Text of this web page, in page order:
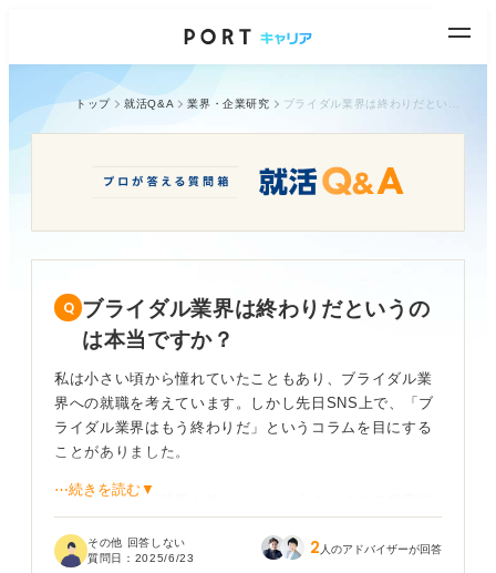
トップ 就活Q&A 業界・企業研究
ブライダル業界は終わりだというの
は本当ですか？
私は小さい頃から憧れていたこともあり、ブライダル業
界への就職を考えています。しかし先日SNS上で、「ブ
ライダル業界はもう終わりだ」というコラムを目にする
ことがありました。
このブライダル業界が終わりだということはどの程度信
いるなどはあるかもしれませんが、なぜ終わりとまで言
⋯続きを読む▼
その他 回答しない
質問日： 2025/6/23 2 人のアドバイザーが回答